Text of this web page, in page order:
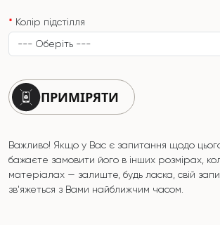
Колір підстілля
ПРИМІРЯТИ
Важливо! Якщо у Вас є запитання щодо
бажаєте замовити його в інших розмірах,
матеріалах — залиште, будь ласка, свій
зв'яжеться з Вами найближчим часом.